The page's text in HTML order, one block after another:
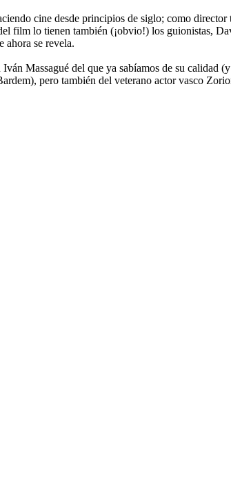
cine desde principios de siglo; como
film lo tienen también (¡obvio!) los guionistas,
ahora se revela.
Massagué del que ya sabíamos de su
pero también del veterano actor vasco